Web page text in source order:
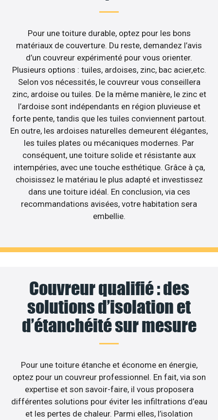
Pour une toiture durable, optez pour les bons
matériaux de couverture. Du reste, demandez l’avis
d’un couvreur expérimenté pour vous orienter.
Plusieurs options : tuiles, ardoises, zinc, bac acier,etc.
Selon vos nécessités, le couvreur vous conseillera
zinc, ardoise ou tuiles. De la même manière, le zinc et
l’ardoise sont indépendants en région pluvieuse et
forte pente, tandis que les tuiles conviennent partout.
En outre, les ardoises naturelles demeurent élégantes,
les tuiles plates ou mécaniques modernes. Par
conséquent, une toiture solide et résistante aux
intempéries, avec une touche esthétique. Grâce à ça,
choisissez le matériau le plus adapté et investissez
dans une toiture idéal. En conclusion, via ces
recommandations avisées, votre habitation sera
embellie.
Couvreur qualifié : des
solutions d’isolation et
d’étanchéité sur mesure
Pour une toiture étanche et économe en énergie,
optez pour un couvreur professionnel. En fait, via son
expertise et son savoir-faire, il vous proposera
différentes solutions pour éviter les infiltrations d’eau
et les pertes de chaleur. Parmi elles, l’isolation